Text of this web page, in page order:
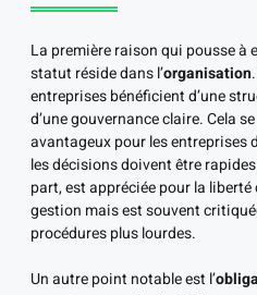
La première raison qui pousse à
statut réside dans l’organisation
entreprises bénéficient d’une
d’une gouvernance claire. Cela
avantageux pour les entreprises
les décisions doivent être
part, est appréciée pour la liberté
gestion mais est souvent
procédures plus lourdes.
Un autre point notable est l’